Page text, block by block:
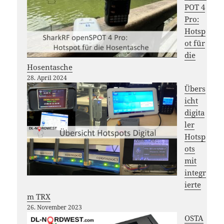
POT 4
Pro:
Hotsp
ot für
die
Hosentasche
28. April 2024
Übers
icht
digita
ler
Hotsp
ots
mit
integr
ierte
m TRX
26. November 2023
OSTA